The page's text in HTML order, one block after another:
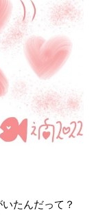
たんだって？